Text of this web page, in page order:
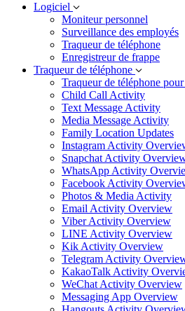
Logiciel
Moniteur personnel
Surveillance des employés
Traqueur de téléphone
Enregistreur de frappe
Traqueur de téléphone
Traqueur de téléphone
Child Call Activity
Text Message Activity
Media Message Activity
Family Location Updates
Instagram Activity
Snapchat Activity
WhatsApp Activity
Facebook Activity
Photos & Media Activity
Email Activity Overview
Viber Activity Overview
LINE Activity Overview
Kik Activity Overview
Telegram Activity
KakaoTalk Activity
WeChat Activity Overview
Messaging App Overview